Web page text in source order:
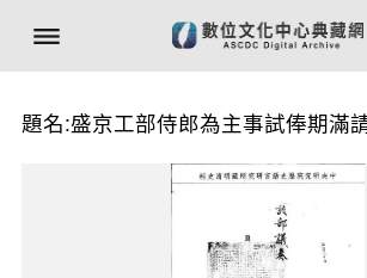
題名:盛京工部侍郎為主事試俸期滿